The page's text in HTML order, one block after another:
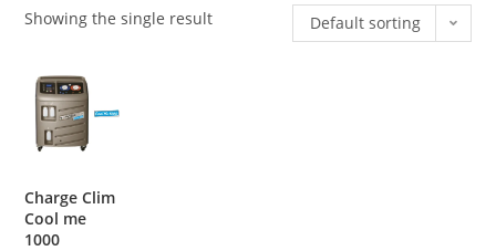
Showing the single result Default sorting
Charge Clim
Cool me
1000